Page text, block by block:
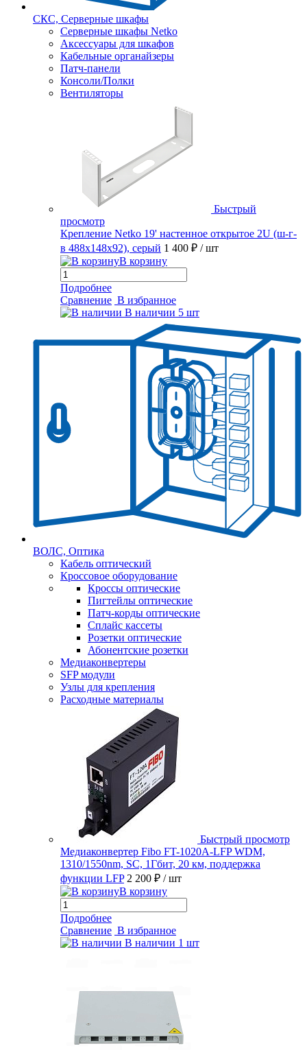
СКС, Серверные шкафы
Серверные шкафы Netko
Аксессуары для шкафов
Кабельные органайзеры
Патч-панели
Консоли/Полки
Вентиляторы
Быстрый
просмотр
Крепление Netko 19' настенное открытое 2U (ш-г-
в 488х148х92), серый 1 400 ₽ / шт
В корзину
Подробнее
Сравнение В избранное
В наличии 5 шт
ВОЛС, Оптика
Кабель оптический
Кроссовое оборудование
Кроссы оптические
Пигтейлы оптические
Патч-корды оптические
Сплайс кассеты
Розетки оптические
Абонентские розетки
Медиаконвертеры
SFP модули
Узлы для крепления
Расходные материалы
Быстрый просмотр
Медиаконвертер Fibo FT-1020A-LFP WDM,
1310/1550nm, SC, 1Гбит, 20 км, поддержка
функции LFP 2 200 ₽ / шт
В корзину
Подробнее
Сравнение В избранное
В наличии 1 шт